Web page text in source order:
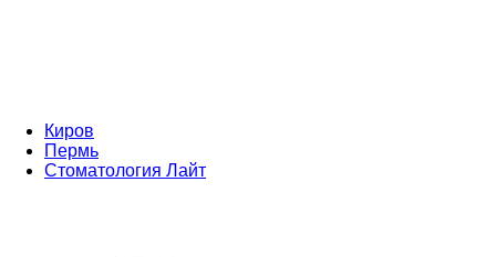
Киров
Пермь
Стоматология Лайт